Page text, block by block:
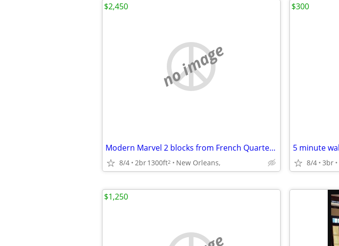
no image
Modern Marvel 2 blocks from French Quarter & Frenchmen
8/4 2br1300ft2 New Orleans,
$2,450
8/4 3br
$300
$1,250